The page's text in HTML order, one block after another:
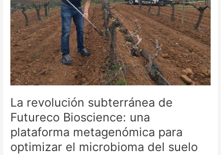
La revolución subterránea de
Futureco Bioscience: una
plataforma metagenómica para
optimizar el microbioma del suelo
una
plataforma
metagenómica
para
optimizar
el
microbioma
del